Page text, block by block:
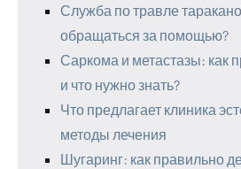
Служба по травле
обращаться за помощью?
Саркома и метастазы: как
и что нужно знать?
Что предлагает клиника
методы лечения
Шугаринг: как правильно